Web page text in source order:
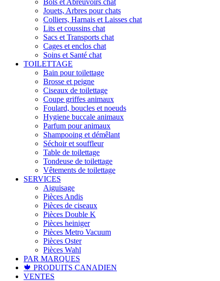
Bols et Abreuvoirs chat
Jouets, Arbres pour chats
Colliers, Harnais et Laisses chat
Lits et coussins chat
Sacs et Transports chat
Cages et enclos chat
Soins et Santé chat
TOILETTAGE
Bain pour toilettage
Brosse et peigne
Ciseaux de toilettage
Coupe griffes animaux
Foulard, boucles et noeuds
Hygiene buccale animaux
Parfum pour animaux
Shampooing et démêlant
Séchoir et souffleur
Table de toilettage
Tondeuse de toilettage
Vêtements de toilettage
SERVICES
Aiguisage
Pièces Andis
Pièces de ciseaux
Pièces Double K
Pièces heiniger
Pièces Metro Vacuum
Pièces Oster
Pièces Wahl
PAR MARQUES
🍁 PRODUITS CANADIEN
VENTES